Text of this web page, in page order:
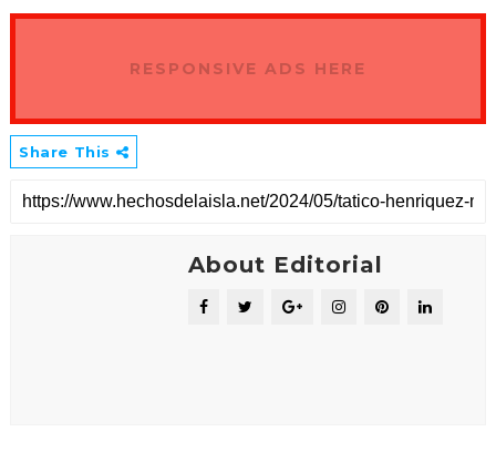
RESPONSIVE ADS HERE
Share This
About Editorial